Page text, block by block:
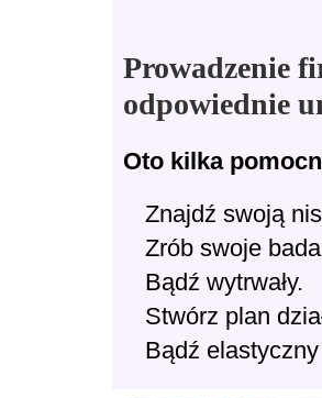
Prowadzenie
odpowiednie
Oto kilka
Znajdź swoją
Zrób swoje
Bądź wytrwały.
Stwórz plan
Bądź